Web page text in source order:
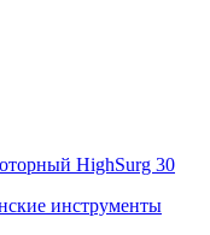
HighSurg 30
инструменты